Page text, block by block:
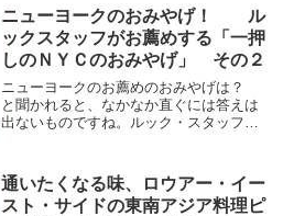
ニューヨークのおみやげ！ ル
ックスタッフがお薦めする「一押
しのＮＹＣのおみやげ」 その２
ニューヨークのお薦めのおみやげは？
と聞かれると、なかなか直ぐには答えは
出ないものですね。ルック・スタッフに
ン日本でも大人気のボディケア・コスメ
ショップ、ＳＡＢＯＮ...
通いたくなる味、ロウアー・イー
スト・サイドの東南アジア料理ピ